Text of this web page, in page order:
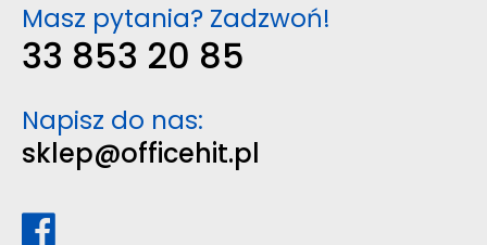
Masz pytania? Zadzwoń!
33 853 20 85
Napisz do nas:
sklep@officehit.pl